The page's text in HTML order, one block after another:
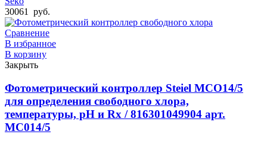
30061
руб.
Сравнение
В избранное
В корзину
Закрыть
Фотометрический контроллер Steiel MCO14/5
для определения свободного хлора,
температуры, pH и Rx / 816301049904 арт.
MC014/5